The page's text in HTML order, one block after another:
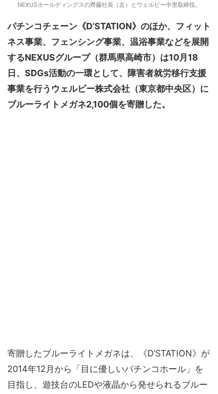
NEXUSホールディングスの齊藤社長（左）とウェルビー中里取締役。
パチンコチェーン《D’STATION》のほか、フィット
ネス事業、フェンシング事業、温浴事業などを展開
するNEXUSグループ（群馬県高崎市）は10月18
日、SDGs活動の一環として、障害者就労移行支援
事業を行うウェルビー株式会社（東京都中央区）に
ブルーライトメガネ2,100個を寄贈した。
寄贈したブルーライトメガネは、《D’STATION》が
2014年12月から「目に優しいパチンコホール」を
目指し、遊技台のLEDや液晶から発せられるブルー